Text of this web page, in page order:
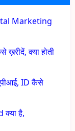
Marketing
क्या होती
ID कैसे
क्या है,